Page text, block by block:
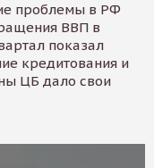
проблемы в РФ
ВВП в
показал
кредитования и
ЦБ дало свои